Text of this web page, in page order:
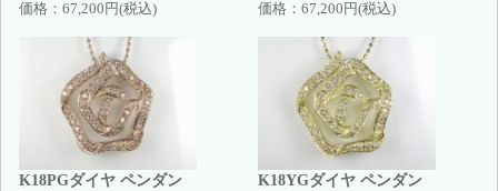
価格： 67,200円(税込) 価格： 67,200円(税込)
K18PGダイヤ ペンダン
K18YGダイヤ ペンダン